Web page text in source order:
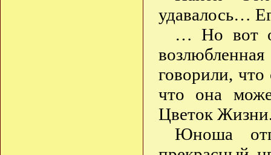
удавалось…
… Но вот
говорили,
что она
Цветок
Юноша